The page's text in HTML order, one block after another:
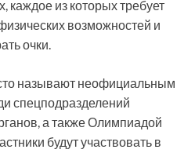
каждое из которых требует
возможностей и
очки.
называют неофициальным
спецподразделений
а также Олимпиадой
будут участвовать в